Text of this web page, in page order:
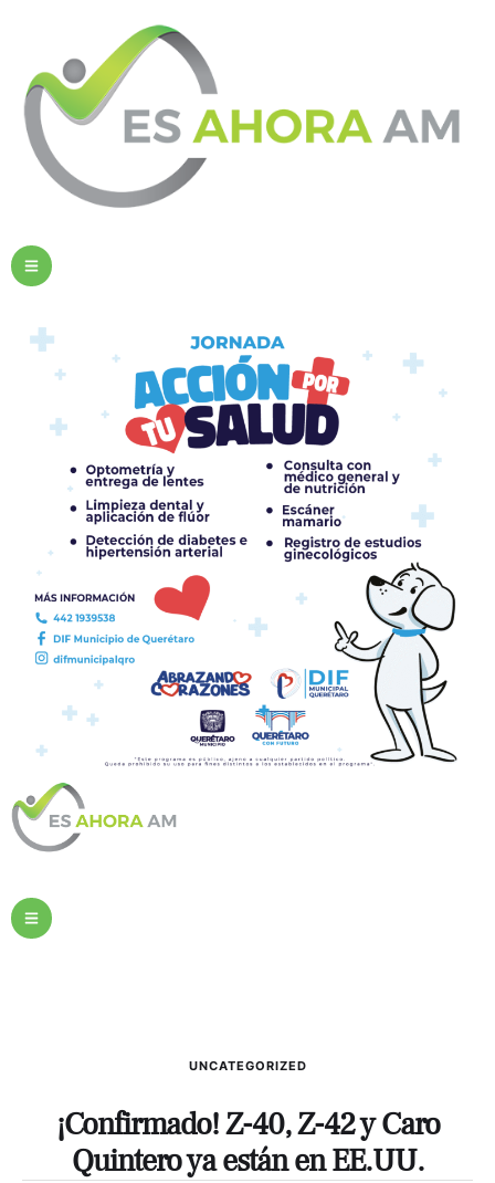
UNCATEGORIZED
¡Confirmado! Z-40, Z-42 y Caro
Quintero ya están en EE.UU.